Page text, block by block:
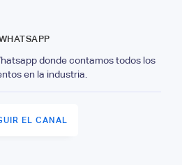
donde contamos todos los
en la industria.
EL CANAL